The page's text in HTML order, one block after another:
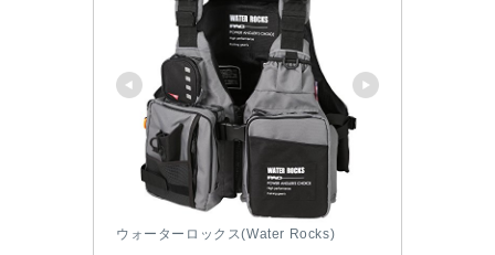
ウォーターロックス(Water Rocks)